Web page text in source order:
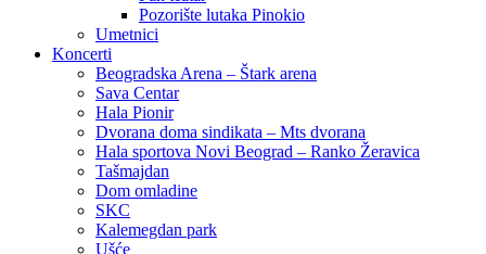
Pozorište lutaka Pinokio
Umetnici
Koncerti
Beogradska Arena – Štark arena
Sava Centar
Hala Pionir
Dvorana doma sindikata – Mts dvorana
Hala sportova Novi Beograd – Ranko Žeravica
Tašmajdan
Dom omladine
SKC
Kalemegdan park
Ušće